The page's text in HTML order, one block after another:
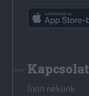
Kapcsolat
Írjon nekünk